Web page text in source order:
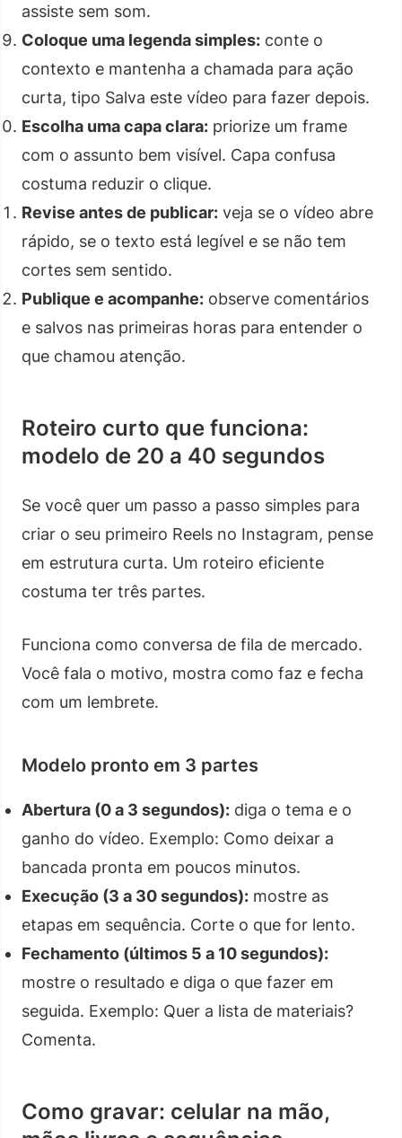
assiste sem som.
Coloque uma legenda simples: conte o
contexto e mantenha a chamada para ação
curta, tipo Salva este vídeo para fazer depois.
Escolha uma capa clara: priorize um frame
com o assunto bem visível. Capa confusa
costuma reduzir o clique.
Revise antes de publicar: veja se o vídeo abre
rápido, se o texto está legível e se não tem
cortes sem sentido.
Publique e acompanhe: observe comentários
e salvos nas primeiras horas para entender o
que chamou atenção.
Roteiro curto que funciona:
modelo de 20 a 40 segundos
Se você quer um passo a passo simples para
criar o seu primeiro Reels no Instagram, pense
em estrutura curta. Um roteiro eficiente
costuma ter três partes.
Funciona como conversa de fila de mercado.
Você fala o motivo, mostra como faz e fecha
com um lembrete.
Modelo pronto em 3 partes
Abertura (0 a 3 segundos): diga o tema e o
ganho do vídeo. Exemplo: Como deixar a
bancada pronta em poucos minutos.
Execução (3 a 30 segundos): mostre as
etapas em sequência. Corte o que for lento.
Fechamento (últimos 5 a 10 segundos):
mostre o resultado e diga o que fazer em
seguida. Exemplo: Quer a lista de materiais?
Comenta.
Como gravar: celular na mão,